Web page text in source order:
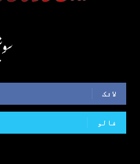
لائک
فالو